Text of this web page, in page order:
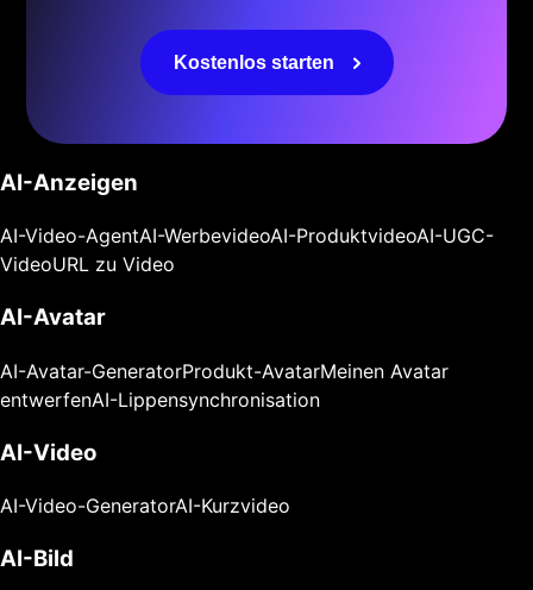
Kostenlos starten
AI-Anzeigen
AI-Video-AgentAI-WerbevideoAI-ProduktvideoAI-UGC-
VideoURL zu Video
AI-Avatar
AI-Avatar-GeneratorProdukt-AvatarMeinen Avatar
entwerfenAI-Lippensynchronisation
AI-Video
AI-Video-GeneratorAI-Kurzvideo
AI-Bild